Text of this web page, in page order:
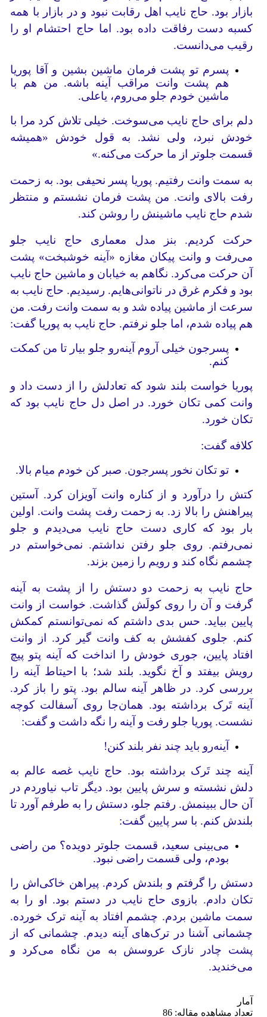
بازار بود. حاج نایب اهل رقابت نبود و در بازار با همه
کسبه‌ دست رفاقت داده بود. اما حاج احتشام او را
رقیب می‌دانست.
پسرم تو پشت فرمان ماشین بشین و آقا پوریا
هم پشت وانت مراقب آینه باشه. من هم با
ماشین خودم جلو می‌روم‌، یاعلی.
دلم برای حاج نایب می‌سوخت. خیلی تلاش کرد مرا با
خودش نبرد، ولی نشد. به قول خودش «همیشه
قسمت جلوتر از ما حرکت می‌کنه.»
به سمت وانت رفتیم. پوریا پسر نحیفی بود. به زحمت
رفت بالای وانت. من پشت فرمان نشستم و منتظر
شدم حاج نایب ماشینش را روشن کند.
حرکت کردیم. بنز مدل معماری حاج نایب جلو
می‌رفت و وانت پیکان مغازه «آینه خوشبخت» پشت
آن حرکت می‌کرد. نگاهم به خیابان و ماشین حاج نایب
بود و فکرم غرق در ناتوانی‌هایم. رسیدیم. حاج نایب به
سرعت از ماشین پیاده شد و به سمت وانت رفت. من
هم پیاده شدم، اما جلو نرفتم. حاج نایب به‌ پوریا گفت:
پسرجون خیلی آروم آینه‌رو جلو بیار تا من کمکت
کنم.
پوریا خواست بلند شود که تعادلش را از دست داد و
وانت کمی تکان خورد. در اصل دل حاج نایب بود که
تکان خورد.
کلافه گفت:
تو تکان نخور پسرجون. صبر کن خودم میام بالا.
کتش را درآورد و از کناره وانت آویزان کرد. آستین
پیراهنش را بالا زد‌. به زحمت رفت پشت وانت. اولین
بار بود که کاری دست حاج نایب می‌دیدم و جلو
نمی‌رفتم. روی جلو رفتن نداشتم. نمی‌خواستم در
چشمم نگاه کند و رویم را زمین بزند.
حاج نایب به زحمت دو دستش را از پشت به آینه
گرفت و آن را روی کولَش گذاشت. خواست از وانت
پایین بیاید. حس بدی داشتم که نمی‌توانستم کمکش
کنم. جلوی کفشش به کف وانت گیر کرد. از وانت
افتاد پایین، جوری خودش را انداخت که آینه پتو پیچ
رویش بیفتد و آخ نگوید. بلند شد؛ با احیتاط آینه را
بررسی کرد. در ظاهر آینه سالم بود. پتو را باز کرد.
آینه تَرک برداشته بود. همان‌جا روی آسفالت کوچه
نشست. پوریا جلو رفت و آینه را نگه داشت و گفت:
آینه‌رو باید چند نفر بلند کنن!
آینه چند تَرک برداشته بود. حاج نایب غصه عالم به
دلش نشسته و سرش پایین بود. دیگر تاب نیاوردم در
آن حال ببینمش. رفتم جلو، دستش را به طرفم آورد تا
بلندش کنم. با سر پایین گفت:
می‌بینی سعید، قسمت جلوتر دویده؟ من راضی
بودم، ولی قسمت راضی نبود.
دستش را گرفتم و بلندش کردم. پیراهن‌ خاکی‌اش را
تکان دادم. بازوی حاج نایب در دستم بود. او را به
سمت ماشین بردم‌. چشمم افتاد به آینه ترک خورده.
چشمانی آشنا در ترک‌های آینه دیدم. چشمانی که از
پشت چادر نازک عروسش به من نگاه می‌کرد و
می‌خندید.
آمار
تعداد مشاهده مقاله: 86